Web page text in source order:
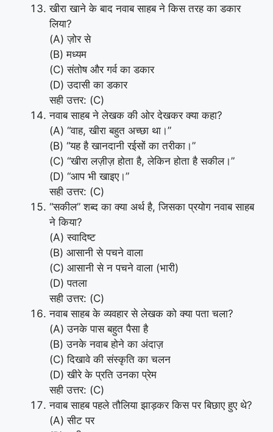
खीरा खाने के बाद नवाब साहब ने किस तरह का डकार
लिया?
(A) ज़ोर से
(B) मध्यम
(C) संतोष और गर्व का डकार
(D) उदासी का डकार
सही उत्तर: (C)
नवाब साहब ने लेखक की ओर देखकर क्या कहा?
(A) “वाह, खीरा बहुत अच्छा था।”
(B) “यह है खानदानी रईसों का तरीका।”
(C) “खीरा लज़ीज़ होता है, लेकिन होता है सकील।”
(D) “आप भी खाइए।”
सही उत्तर: (C)
“सकील” शब्द का क्या अर्थ है, जिसका प्रयोग नवाब साहब
ने किया?
(A) स्वादिष्ट
(B) आसानी से पचने वाला
(C) आसानी से न पचने वाला (भारी)
(D) पतला
सही उत्तर: (C)
नवाब साहब के व्यवहार से लेखक को क्या पता चला?
(A) उनके पास बहुत पैसा है
(B) उनके नवाब होने का अंदाज़
(C) दिखावे की संस्कृति का चलन
(D) खीरे के प्रति उनका प्रेम
सही उत्तर: (C)
नवाब साहब पहले तौलिया झाड़कर किस पर बिछाए हुए थे?
(A) सीट पर